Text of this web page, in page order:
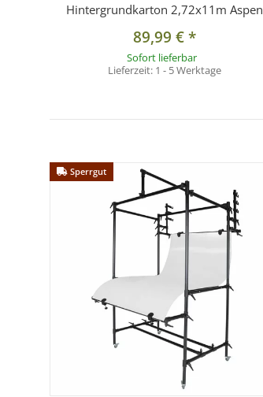
Hintergrundkarton 2,72x11m Aspen
89,99 €*
Sofort lieferbar
Lieferzeit: 1 - 5 Werktage
Sperrgut